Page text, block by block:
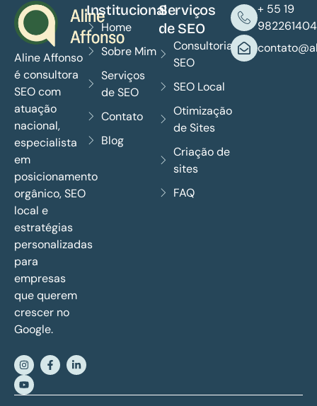
Aline Affonso
é consultora
SEO com
atuação
nacional,
especialista
em
posicionamento
orgânico, SEO
local e
estratégias
personalizadas
para
empresas
que querem
crescer no
Google.
Institucional
Home
Sobre Mim
Serviços
de SEO
Contato
Blog
Serviços
de SEO
Consultoria
SEO
SEO Local
Otimização
de Sites
Criação de
sites
FAQ
+ 55 19
982261404